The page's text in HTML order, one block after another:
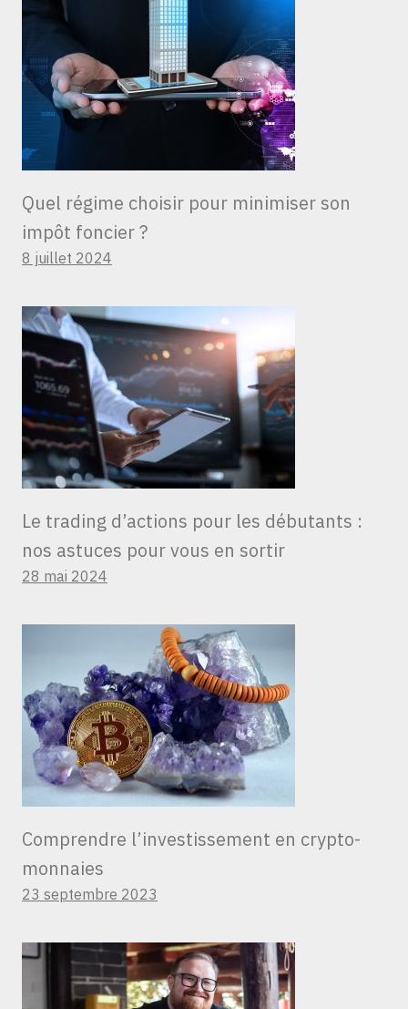
Quel régime choisir pour minimiser son
impôt foncier ?
8 juillet 2024
Le trading d’actions pour les débutants :
nos astuces pour vous en sortir
28 mai 2024
Comprendre l’investissement en crypto-
monnaies
23 septembre 2023